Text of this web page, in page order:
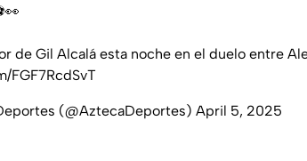
de Gil Alcalá esta noche en el duelo entre
FGF7RcdSvT
(@AztecaDeportes) April 5, 2025